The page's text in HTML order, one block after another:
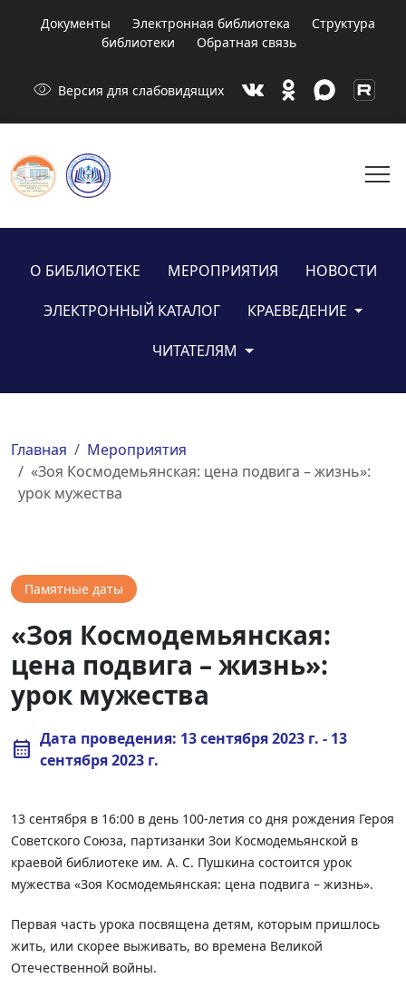
Документы Электронная библиотека
Структура
библиотеки
Обратная связь
visibility Версия для слабовидящих
menu
О БИБЛИОТЕКЕ МЕРОПРИЯТИЯ
НОВОСТИ
ЭЛЕКТРОННЫЙ КАТАЛОГ
КРАЕВЕДЕНИЕ
ЧИТАТЕЛЯМ
Главная
Мероприятия
«Зоя Космодемьянская: цена подвига – жизнь»:
урок мужества
Памятные даты
«Зоя Космодемьянская:
цена подвига – жизнь»:
урок мужества
calendar_month Дата проведения: 13 сентября 2023 г. - 13
сентября 2023 г.
13 сентября в 16:00 в день 100-летия со дня рождения Героя
Советского Союза, партизанки Зои Космодемьянской в
краевой библиотеке им. А. С. Пушкина состоится урок
мужества «Зоя Космодемьянская: цена подвига – жизнь».
Первая часть урока посвящена детям, которым пришлось
жить, или скорее выживать, во времена Великой
Отечественной войны.